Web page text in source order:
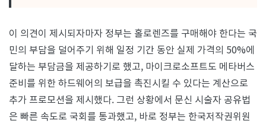
이 의견이 제시되자마자 정부는 홀로렌즈를 구매해야 한다는 국
민의 부담을 덜어주기 위해 일정 기간 동안 실제 가격의 50%에
달하는 부담금을 제공하기로 했고, 마이크로소프트도 메타버스
준비를 위한 하드웨어의 보급을 촉진시킬 수 있다는 계산으로
추가 프로모션을 제시했다. 그런 상황에서 문신 시술자 공유법
은 빠른 속도로 국회를 통과했고, 바로 정부는 한국저작권위원